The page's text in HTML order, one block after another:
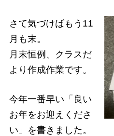
さて気づけばもう11
月も末。
月末恒例、クラスだ
より作成作業です。
今年一番早い「良い
お年をお迎えくださ
い」を書きました。